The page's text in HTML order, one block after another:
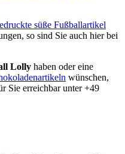
süße Fußballartikel
so sind Sie auch hier bei
Lolly haben oder eine
wünschen,
Sie erreichbar unter +49